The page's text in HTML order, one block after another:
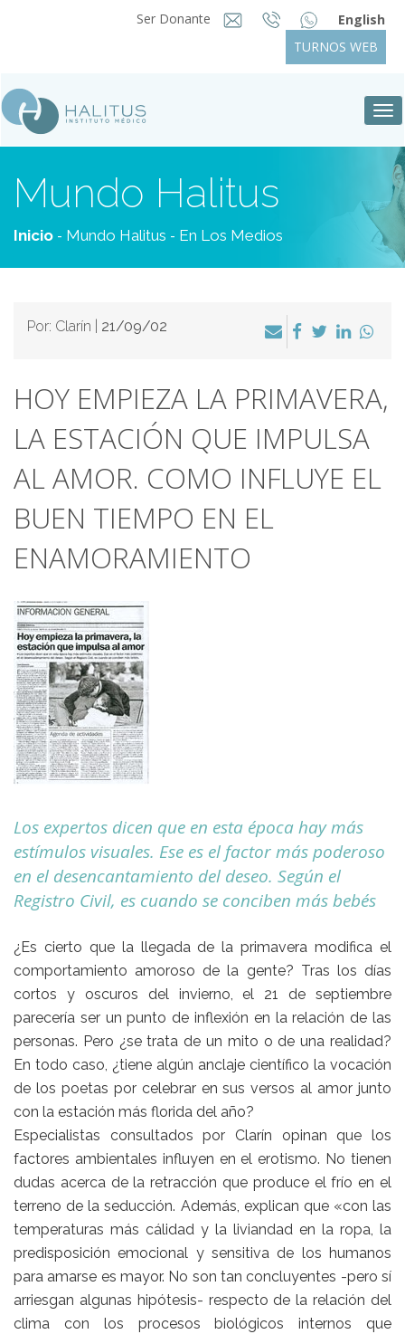
Ser Donante
English
TURNOS WEB
Mundo Halitus
Inicio - Mundo Halitus - En Los Medios
Por: Clarín | 21/09/02
HOY EMPIEZA LA PRIMAVERA,
LA ESTACIÓN QUE IMPULSA
AL AMOR. COMO INFLUYE EL
BUEN TIEMPO EN EL
ENAMORAMIENTO
Los expertos dicen que en esta época hay más
estímulos visuales. Ese es el factor más poderoso
en el desencantamiento del deseo. Según el
Registro Civil, es cuando se conciben más bebés
¿Es cierto que la llegada de la primavera modifica el
comportamiento amoroso de la gente? Tras los días
cortos y oscuros del invierno, el 21 de septiembre
parecería ser un punto de inflexión en la relación de las
personas. Pero ¿se trata de un mito o de una realidad?
En todo caso, ¿tiene algún anclaje científico la vocación
de los poetas por celebrar en sus versos al amor junto
con la estación más florida del año?
Especialistas consultados por Clarín opinan que los
factores ambientales influyen en el erotismo. No tienen
dudas acerca de la retracción que produce el frío en el
terreno de la seducción. Además, explican que «con las
temperaturas más cálidad y la liviandad en la ropa, la
predisposición emocional y sensitiva de los humanos
para amarse es mayor. No son tan concluyentes -pero sí
arriesgan algunas hipótesis- respecto de la relación del
clima con los procesos biológicos internos que